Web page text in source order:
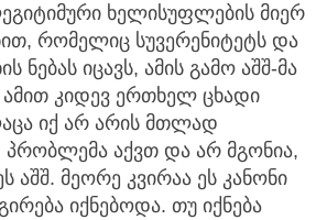
ხელისუფლების მიერ
რომელიც სუვერენიტეტს და
ნებას იცავს, ამის გამო აშშ-მა
ამით კიდევ ერთხელ ცხადი
იქ არ არის მთლად
აქვთ და არ მგონია,
აშშ. მეორე კვირაა ეს კანონი
იქნებოდა. თუ იქნება